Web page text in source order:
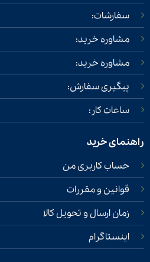
سفارشات:
مشاوره خرید:
مشاوره خرید:
پیگیری سفارش:
ساعات کار:
راهنمای خرید
حساب کاربری من
قوانین و مقررات
زمان ارسال و تحویل کالا
اینستاگرام